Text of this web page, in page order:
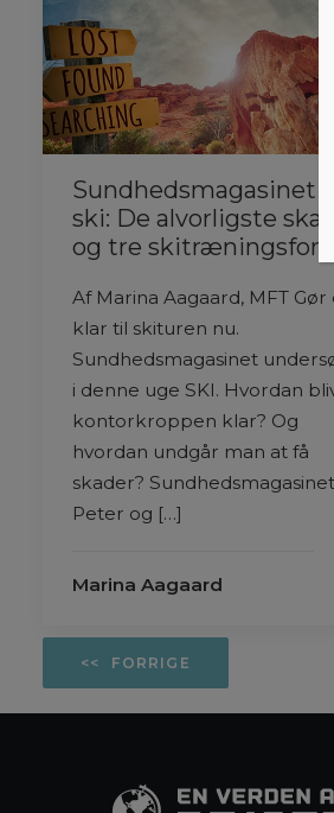
Sundhedsmagasinet
ski: De alvorligste
og tre
Af Marina Aagaard, MFT Gør
klar til skituren nu.
Sundhedsmagasinet
i denne uge SKI. Hvordan
kontorkroppen klar? Og
hvordan undgår man at få
skader?
Peter og […]
Marina Aagaard
FORRIGE